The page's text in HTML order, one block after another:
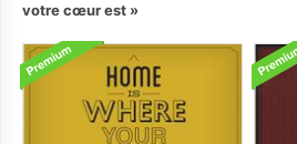
votre cœur est